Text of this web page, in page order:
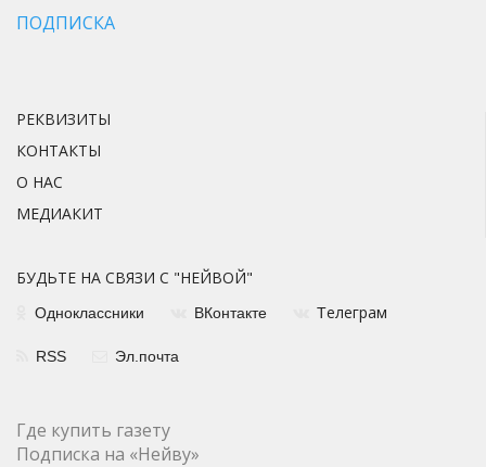
ПОДПИСКА
РЕКВИЗИТЫ
КОНТАКТЫ
О НАС
МЕДИАКИТ
БУДЬТЕ НА СВЯЗИ С "НЕЙВОЙ"
Одноклассники ВКонтакте Телеграм
RSS Эл.почта
Где купить газету
Подписка на «Нейву»